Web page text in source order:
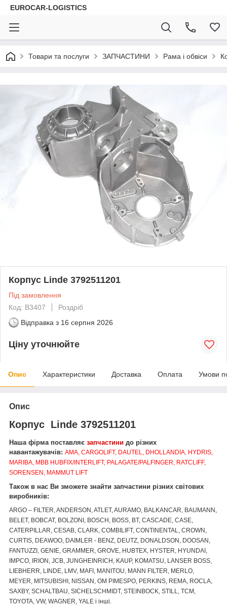
EUROCAR-LOGISTICS
Товари та послуги ЗАПЧАСТИНИ Рама і обвіси
Корпус Linde 3792511201
Під замовлення
Код: В3407
Роздріб
Відправка з 16 серпня 2026
Ціну уточнюйте
Опис Характеристики Доставка Оплата Умови
Опис
Корпус Linde 3792511201
Наша фірма поставляє запчастини до різних
навантажувачів: AMA, CARGOLIFT, DAUTEL, DHOLLANDIA, HYDRIS,
MARIBA, MBB HUBFIX/INTERLIFT, PALAGATE/PALFINGER, RATCLIFF,
SORENSEN, MAMMUT LIFT
Також в нас Ви зможете знайти запчастини різних світових
виробників:
ARGO – FILTER, ANDERSON, ATLET, AURAMO, BALKANCAR, BAUMANN,
BELET, BOBCAT, BOLZONI, BOSCH, BOSS, BT, CASCADE, CASE,
CATERPILLAR, CESAB, CLARK, COMBILIFT, CONTINENTAL, CROWN,
CURTIS, DEAWOO, DAIMLER - BENZ, DEUTZ, DONALDSON, DOOSAN,
FANTUZZI, GENIE, GRAMMER, GROVE, HUBTEX, HYSTER, HYUNDAI,
IMPCO, IRION, JCB, JUNGHEINRICH, KAUP, KOMATSU, LANSER BOSS,
LIEBHERR, LINDE, LMV, MAFI, MANITOU, MANN FILTER, MERLO,
MEYER, MITSUBISHI, NISSAN, OM PIMESPO, PERKINS, REMA, ROCLA,
SAXBY, SCHALTBAU, SICHELSCHMIDT, STEINBOCK, STILL, TCM,
TOYOTA, VW, WAGNER, YALE і інші.